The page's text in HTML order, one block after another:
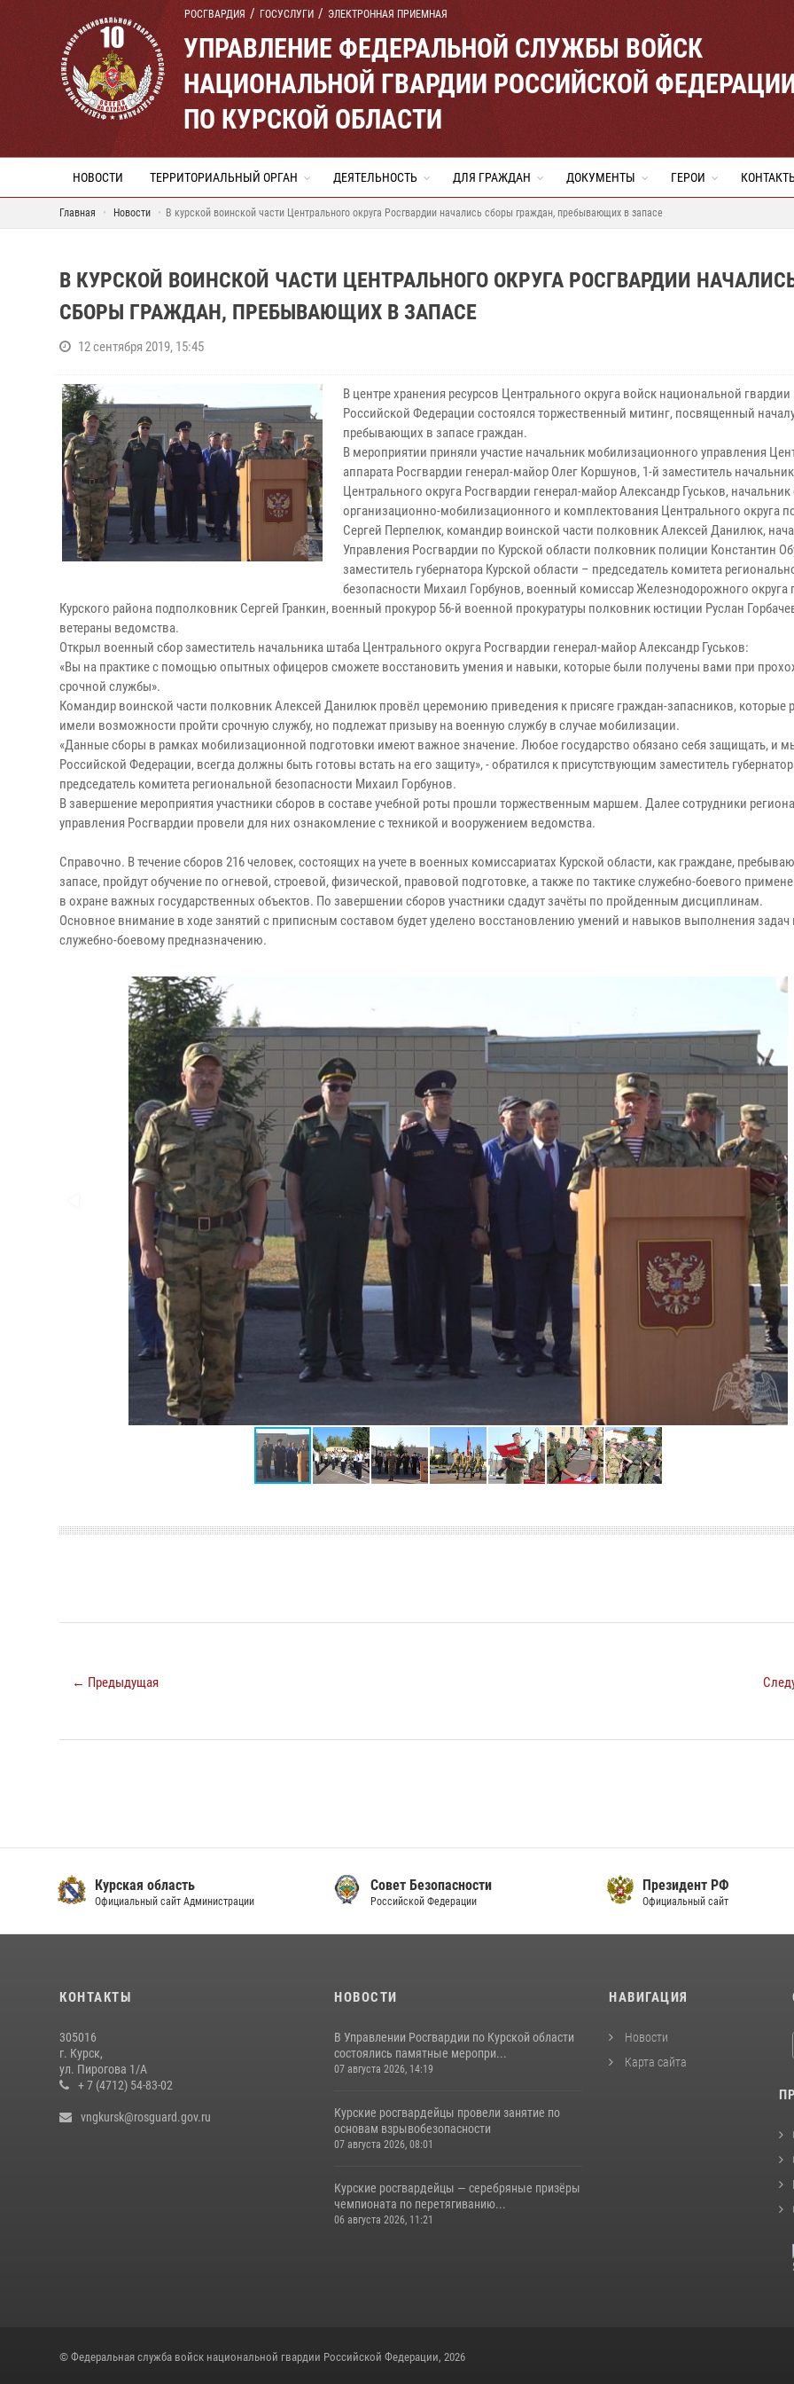
РОСГВАРДИЯ ГОСУСЛУГИ ЭЛЕКТРОННАЯ ПРИЕМНАЯ
УПРАВЛЕНИЕ ФЕДЕРАЛЬНОЙ СЛУЖБЫ ВОЙСК
НАЦИОНАЛЬНОЙ ГВАРДИИ РОССИЙСКОЙ
ПО КУРСКОЙ ОБЛАСТИ
НОВОСТИ ТЕРРИТОРИАЛЬНЫЙ ОРГАН ДЕЯТЕЛЬНОСТЬ ДЛЯ ГРАЖДАН ДОКУМЕНТЫ ГЕРОИ
Главная Новости В курской воинской части Центрального округа Росгвардии начались сборы граждан, пребывающих в запасе
В КУРСКОЙ ВОИНСКОЙ ЧАСТИ ЦЕНТРАЛЬНОГО ОКРУГА РОСГВАРДИИ
СБОРЫ ГРАЖДАН, ПРЕБЫВАЮЩИХ В ЗАПАСЕ
12 сентября 2019, 15:45
В центре хранения ресурсов Центрального округа войск национальной гвардии
Российской Федерации состоялся торжественный митинг, посвященный
пребывающих в запасе граждан.
В мероприятии приняли участие начальник мобилизационного управления
аппарата Росгвардии генерал-майор Олег Коршунов, 1-й заместитель
Центрального округа Росгвардии генерал-майор Александр Гуськов, начальник
организационно-мобилизационного и комплектования Центрального округа
Сергей Перпелюк, командир воинской части полковник Алексей Данилюк,
Управления Росгвардии по Курской области полковник полиции Константин
заместитель губернатора Курской области – председатель комитета
безопасности Михаил Горбунов, военный комиссар Железнодорожного округа
Курского района подполковник Сергей Гранкин, военный прокурор 56-й военной прокуратуры полковник юстиции Руслан
ветераны ведомства.
Открыл военный сбор заместитель начальника штаба Центрального округа Росгвардии генерал-майор Александр Гуськов:
«Вы на практике с помощью опытных офицеров сможете восстановить умения и навыки, которые были получены вами при
срочной службы».
Командир воинской части полковник Алексей Данилюк провёл церемонию приведения к присяге граждан-запасников, которые
имели возможности пройти срочную службу, но подлежат призыву на военную службу в случае мобилизации.
«Данные сборы в рамках мобилизационной подготовки имеют важное значение. Любое государство обязано себя защищать, и
Российской Федерации, всегда должны быть готовы встать на его защиту», - обратился к присутствующим заместитель
председатель комитета региональной безопасности Михаил Горбунов.
В завершение мероприятия участники сборов в составе учебной роты прошли торжественным маршем. Далее сотрудники
управления Росгвардии провели для них ознакомление с техникой и вооружением ведомства.
Справочно. В течение сборов 216 человек, состоящих на учете в военных комиссариатах Курской области, как граждане,
запасе, пройдут обучение по огневой, строевой, физической, правовой подготовке, а также по тактике служебно-боевого
в охране важных государственных объектов. По завершении сборов участники сдадут зачёты по пройденным дисциплинам.
Основное внимание в ходе занятий с приписным составом будет уделено восстановлению умений и навыков выполнения задач
служебно-боевому предназначению.
← Предыдущая
Курская область
Официальный сайт Администрации
Совет Безопасности
Российской Федерации
Президент РФ
Официальный сайт
КОНТАКТЫ
305016
г. Курск,
ул. Пирогова 1/А
+ 7 (4712) 54-83-02
vngkursk@rosguard.gov.ru
НОВОСТИ
В Управлении Росгвардии по Курской области
состоялись памятные меропри...
07 августа 2026, 14:19
Курские росгвардейцы провели занятие по
основам взрывобезопасности
07 августа 2026, 08:01
Курские росгвардейцы — серебряные призёры
чемпионата по перетягиванию...
06 августа 2026, 11:21
НАВИГАЦИЯ
Новости
Карта сайта
© Федеральная служба войск национальной гвардии Российской Федерации, 2026